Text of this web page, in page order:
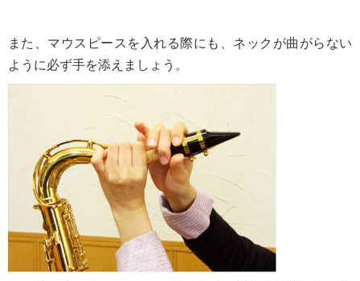
また、マウスピースを入れる際にも、ネックが曲がらない
ように必ず手を添えましょう。